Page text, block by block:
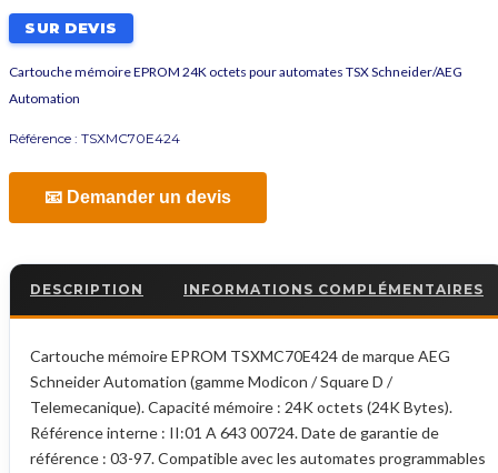
SUR DEVIS
Cartouche mémoire EPROM 24K octets pour automates TSX Schneider/AEG
Automation
Référence : TSXMC70E424
📧 Demander un devis
DESCRIPTION INFORMATIONS COMPLÉMENTAIRES
Cartouche mémoire EPROM TSXMC70E424 de marque AEG
Schneider Automation (gamme Modicon / Square D /
Telemecanique). Capacité mémoire : 24K octets (24K Bytes).
Référence interne : II:01 A 643 00724. Date de garantie de
référence : 03-97. Compatible avec les automates programmables